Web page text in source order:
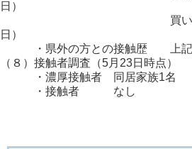
日）
買い物（5
日）
・県外の方との接触歴 上記訪
（８）接触者調査（5月23日時点）
・濃厚接触者 同居家族1
・接触者 なし